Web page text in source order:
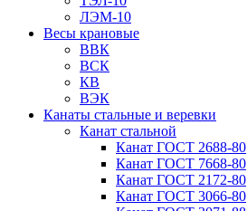
ЛЭМ-10
Весы крановые
ВВК
ВСК
КВ
ВЭК
Канаты стальные и веревки
Канат стальной
Канат ГОСТ 2688-80
Канат ГОСТ 7668-80
Канат ГОСТ 2172-80
Канат ГОСТ 3066-80